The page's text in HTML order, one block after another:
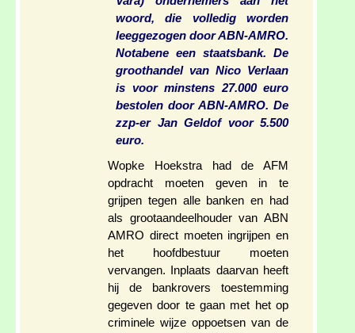
woord, die volledig worden
leeggezogen door ABN-AMRO.
Notabene een staatsbank. De
groothandel van Nico Verlaan
is voor minstens 27.000 euro
bestolen door ABN-AMRO. De
zzp-er Jan Geldof voor 5.500
euro.
Wopke Hoekstra had de AFM
opdracht moeten geven in te
grijpen tegen alle banken en had
als grootaandeelhouder van ABN
AMRO direct moeten ingrijpen en
het hoofdbestuur moeten
vervangen. Inplaats daarvan heeft
hij de bankrovers toestemming
gegeven door te gaan met het op
criminele wijze oppoetsen van de